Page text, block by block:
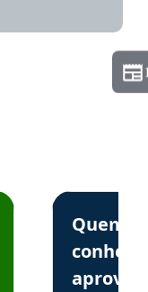
Concursos em
Estudante
Quem
aprova